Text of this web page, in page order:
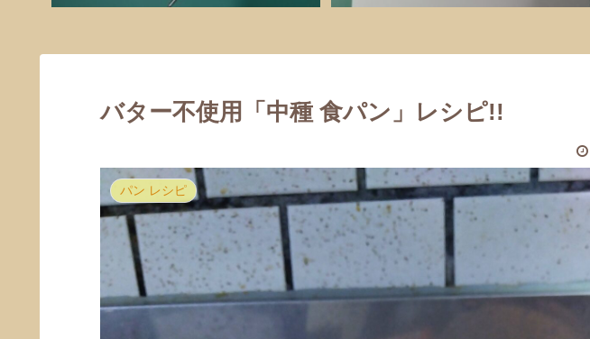
バター不使用「中種 食パン」レシピ!!
パン レシピ